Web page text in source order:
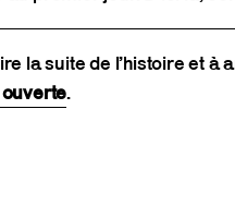
la suite de l’histoire et à
.